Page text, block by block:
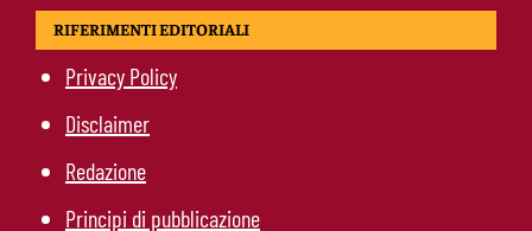
RIFERIMENTI EDITORIALI
Privacy Policy
Disclaimer
Redazione
Principi di pubblicazione